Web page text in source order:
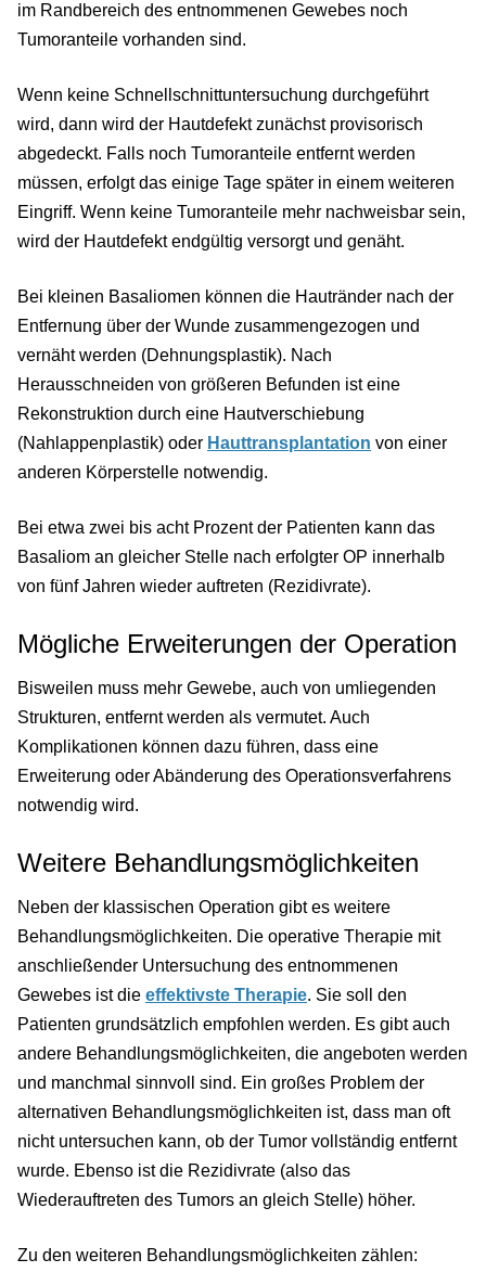
im Randbereich des entnommenen Gewebes noch
Tumoranteile vorhanden sind.
Wenn keine Schnellschnittuntersuchung durchgeführt
wird, dann wird der Hautdefekt zunächst provisorisch
abgedeckt. Falls noch Tumoranteile entfernt werden
müssen, erfolgt das einige Tage später in einem weiteren
Eingriff. Wenn keine Tumoranteile mehr nachweisbar sein,
wird der Hautdefekt endgültig versorgt und genäht.
Bei kleinen Basaliomen können die Hautränder nach der
Entfernung über der Wunde zusammengezogen und
vernäht werden (Dehnungsplastik). Nach
Herausschneiden von größeren Befunden ist eine
Rekonstruktion durch eine Hautverschiebung
(Nahlappenplastik) oder Hauttransplantation von einer
anderen Körperstelle notwendig.
Bei etwa zwei bis acht Prozent der Patienten kann das
Basaliom an gleicher Stelle nach erfolgter OP innerhalb
von fünf Jahren wieder auftreten (Rezidivrate).
Mögliche Erweiterungen der Operation
Bisweilen muss mehr Gewebe, auch von umliegenden
Strukturen, entfernt werden als vermutet. Auch
Komplikationen können dazu führen, dass eine
Erweiterung oder Abänderung des Operationsverfahrens
notwendig wird.
Weitere Behandlungsmöglichkeiten
Neben der klassischen Operation gibt es weitere
Behandlungsmöglichkeiten. Die operative Therapie mit
anschließender Untersuchung des entnommenen
Gewebes ist die effektivste Therapie. Sie soll den
Patienten grundsätzlich empfohlen werden. Es gibt auch
andere Behandlungsmöglichkeiten, die angeboten werden
und manchmal sinnvoll sind. Ein großes Problem der
alternativen Behandlungsmöglichkeiten ist, dass man oft
nicht untersuchen kann, ob der Tumor vollständig entfernt
wurde. Ebenso ist die Rezidivrate (also das
Wiederauftreten des Tumors an gleich Stelle) höher.
Zu den weiteren Behandlungsmöglichkeiten zählen: